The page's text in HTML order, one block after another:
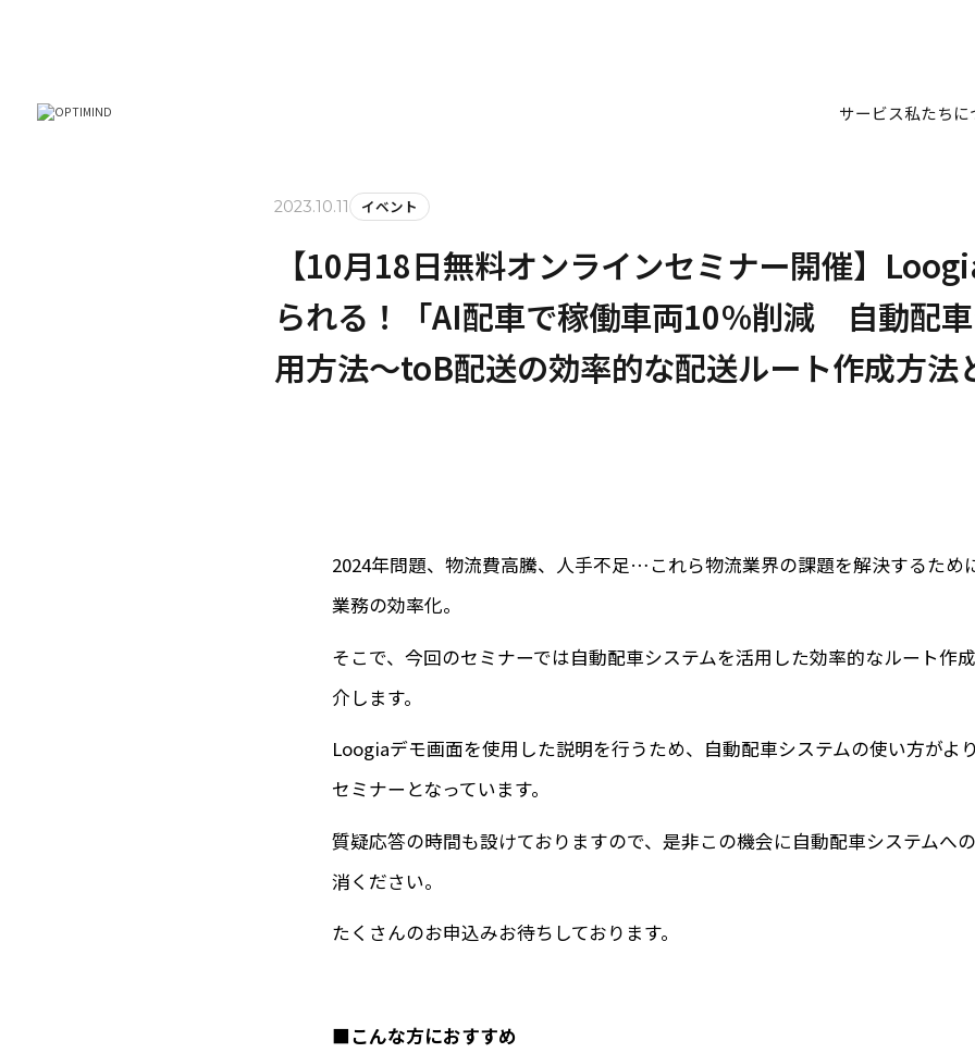
2023.10.11 イベント
【10月18日無料オンラインセミナー開催】
られる！「AI配車で稼働車両10％削減 自動配
用方法～toB配送の効率的な配送ルート作成方法
2024年問題、物流費高騰、人手不足…これら物流業界の課題を解決するため
業務の効率化。
そこで、今回のセミナーでは自動配車システムを活用した効率的なルート作
介します。
Loogiaデモ画面を使用した説明を行うため、自動配車システムの使い方がよ
セミナーとなっています。
質疑応答の時間も設けておりますので、是非この機会に自動配車システムへ
消ください。
たくさんのお申込みお待ちしております。
■こんな方におすすめ